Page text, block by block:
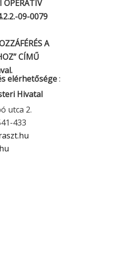
OPERATÍV
09-0079
A
CÍMŰ
elérhetősége:
Hivatal
utca 2.
433